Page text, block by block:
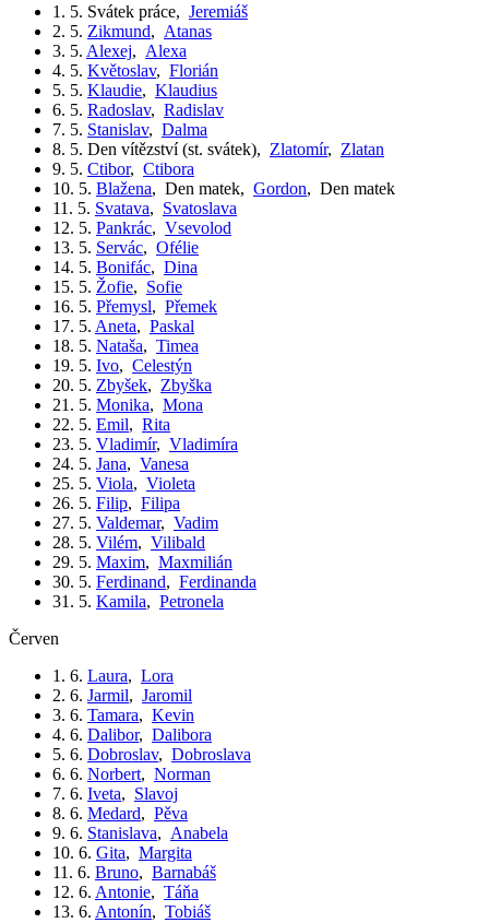
1. 5. Svátek práce, Jeremiáš
2. 5. Zikmund, Atanas
3. 5. Alexej, Alexa
4. 5. Květoslav, Florián
5. 5. Klaudie, Klaudius
6. 5. Radoslav, Radislav
7. 5. Stanislav, Dalma
8. 5. Den vítězství (st. svátek), Zlatomír, Zlatan
9. 5. Ctibor, Ctibora
10. 5. Blažena, Den matek, Gordon, Den matek
11. 5. Svatava, Svatoslava
12. 5. Pankrác, Vsevolod
13. 5. Servác, Ofélie
14. 5. Bonifác, Dina
15. 5. Žofie, Sofie
16. 5. Přemysl, Přemek
17. 5. Aneta, Paskal
18. 5. Nataša, Timea
19. 5. Ivo, Celestýn
20. 5. Zbyšek, Zbyška
21. 5. Monika, Mona
22. 5. Emil, Rita
23. 5. Vladimír, Vladimíra
24. 5. Jana, Vanesa
25. 5. Viola, Violeta
26. 5. Filip, Filipa
27. 5. Valdemar, Vadim
28. 5. Vilém, Vilibald
29. 5. Maxim, Maxmilián
30. 5. Ferdinand, Ferdinanda
31. 5. Kamila, Petronela
červen
1. 6. Laura, Lora
2. 6. Jarmil, Jaromil
3. 6. Tamara, Kevin
4. 6. Dalibor, Dalibora
5. 6. Dobroslav, Dobroslava
6. 6. Norbert, Norman
7. 6. Iveta, Slavoj
8. 6. Medard, Pěva
9. 6. Stanislava, Anabela
10. 6. Gita, Margita
11. 6. Bruno, Barnabáš
12. 6. Antonie, Táňa
13. 6. Antonín, Tobiáš